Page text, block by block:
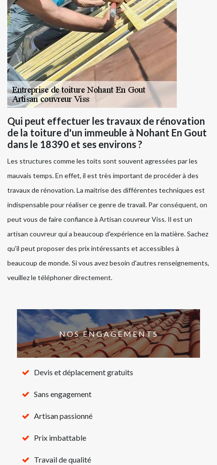
Qui peut effectuer les travaux de rénovation
de la toiture d'un immeuble à Nohant En Gout
dans le 18390 et ses environs ?
Les structures comme les toits sont souvent agressées par les
mauvais temps. En effet, il est très important de procéder à des
travaux de rénovation. La maitrise des différentes techniques est
indispensable pour réaliser ce genre de travail. Par conséquent, on
peut vous de faire confiance à Artisan couvreur Viss. Il est un
artisan couvreur qui a beaucoup d'expérience en la matière. Sachez
qu'il peut proposer des prix intéressants et accessibles à
beaucoup de monde. Si vous avez besoin d'autres renseignements,
veuillez le téléphoner directement.
NOS ENGAGEMENTS
Devis et déplacement gratuits
Sans engagement
Artisan passionné
Prix imbattable
Travail de qualité